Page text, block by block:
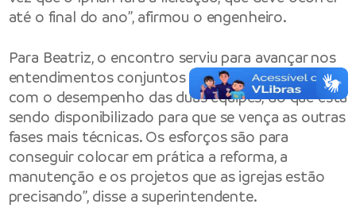
até o final do ano”, afirmou o engenheiro.
Para Beatriz, o encontro serviu para avançar nos
entendimentos conjuntos e objetivos do projeto,
com o desempenho das duas equipes, do que está
sendo disponibilizado para que se vença as outras
fases mais técnicas. Os esforços são para
conseguir colocar em prática a reforma, a
manutenção e os projetos que as igrejas estão
precisando”, disse a superintendente.